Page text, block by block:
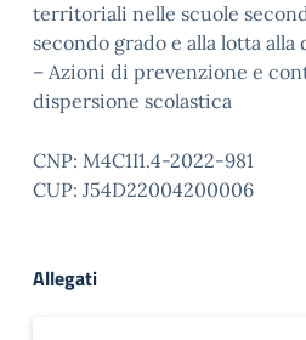
territoriali nelle scuole
secondo grado e alla lotta
– Azioni di prevenzione e
dispersione scolastica
CNP: M4C1I1.4-2022-981
CUP: J54D22004200006
Allegati